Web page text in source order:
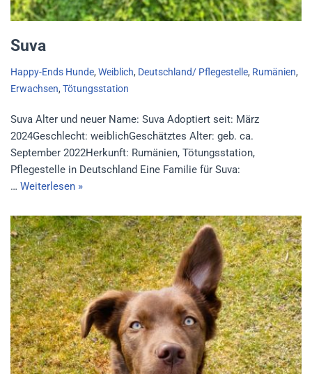
Suva
Happy-Ends Hunde, Weiblich, Deutschland/ Pflegestelle, Rumänien,
Erwachsen, Tötungsstation
Suva Alter und neuer Name: Suva Adoptiert seit: März
2024Geschlecht: weiblichGeschätztes Alter: geb. ca.
September 2022Herkunft: Rumänien, Tötungsstation,
Pflegestelle in Deutschland Eine Familie für Suva:
… Weiterlesen »